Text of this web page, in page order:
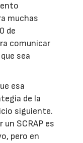
muchas
de
comunicar
sea
esa
de la
siguiente.
SCRAP es
pero en